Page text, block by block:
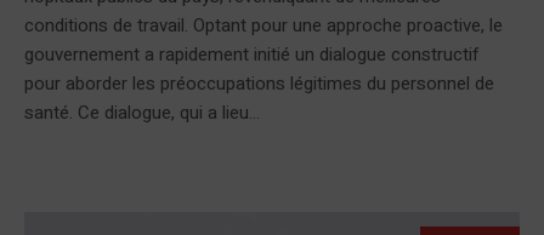
conditions de travail. Optant pour une approche proactive, le
gouvernement a rapidement initié un dialogue constructif
pour aborder les préoccupations légitimes du personnel de
santé. Ce dialogue, qui a lieu...